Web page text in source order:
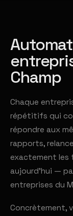
Champ
Chaque
répétitifs qui
répondre aux
rapports,
exactement les
aujourd'hui —
entreprises du
Concrètement,